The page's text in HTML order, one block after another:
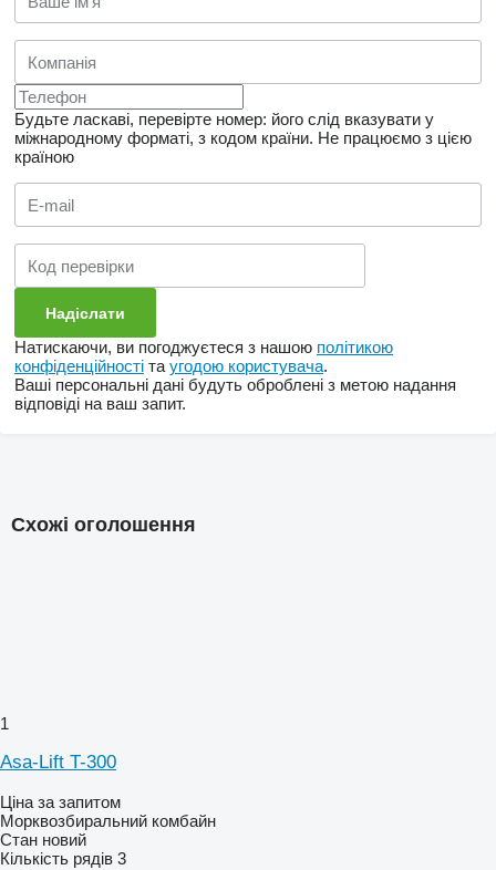
Будьте ласкаві, перевірте номер: його слід вказувати у
міжнародному форматі, з кодом країни. Не працюємо з цією
країною
Натискаючи, ви погоджуєтеся з нашою політикою
конфіденційності та угодою користувача.
Ваші персональні дані будуть оброблені з метою надання
відповіді на ваш запит.
Схожі оголошення
1
Asa-Lift T-300
Ціна за запитом
Морквозбиральний комбайн
Стан новий
Кількість рядів 3